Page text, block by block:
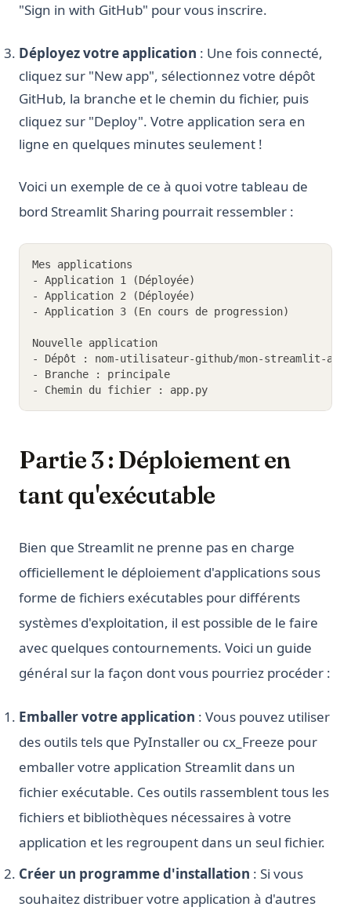
"Sign in with GitHub" pour vous inscrire.
Déployez votre application : Une fois connecté,
cliquez sur "New app", sélectionnez votre dépôt
GitHub, la branche et le chemin du fichier, puis
cliquez sur "Deploy". Votre application sera en
ligne en quelques minutes seulement !
Voici un exemple de ce à quoi votre tableau de
bord Streamlit Sharing pourrait ressembler :
Mes applications
- Application 1 (Déployée)
- Application 2 (Déployée)
- Application 3 (En cours de progression)
Nouvelle application
- Dépôt : nom-utilisateur-github/mon-streamlit-app
- Branche : principale
- Chemin du fichier : app.py
Partie 3 : Déploiement en
tant qu'exécutable
Bien que Streamlit ne prenne pas en charge
officiellement le déploiement d'applications sous
forme de fichiers exécutables pour différents
systèmes d'exploitation, il est possible de le faire
avec quelques contournements. Voici un guide
général sur la façon dont vous pourriez procéder :
Emballer votre application : Vous pouvez utiliser
des outils tels que PyInstaller ou cx_Freeze pour
emballer votre application Streamlit dans un
fichier exécutable. Ces outils rassemblent tous les
fichiers et bibliothèques nécessaires à votre
application et les regroupent dans un seul fichier.
Créer un programme d'installation : Si vous
souhaitez distribuer votre application à d'autres